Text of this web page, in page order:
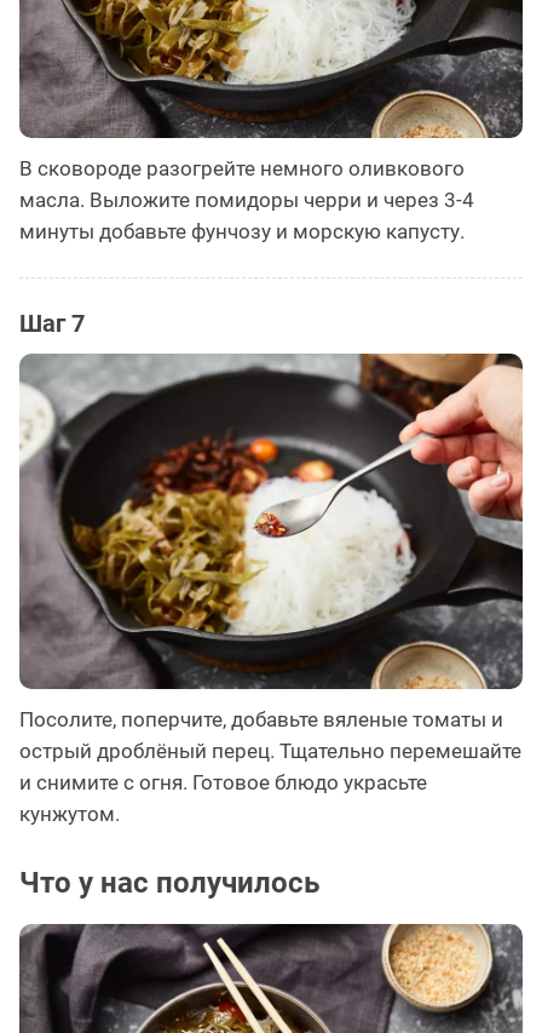
В сковороде разогрейте немного оливкового
масла. Выложите помидоры черри и через 3-4
минуты добавьте фунчозу и морскую капусту.
Шаг 7
Посолите, поперчите, добавьте вяленые томаты и
острый дроблёный перец. Тщательно перемешайте
и снимите с огня. Готовое блюдо украсьте
кунжутом.
Что у нас получилось